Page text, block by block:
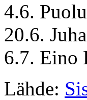
4.6.
20.6.
6.7. Eino
Lähde: